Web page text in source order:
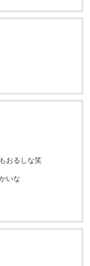
おるしな笑
いな